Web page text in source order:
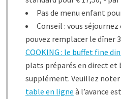
Pas de menu enfant
Conseil : vous séjournez
pouvez remplacer le dîner
COOKING : le buffet fine
plats préparés en direct et
supplément. Veuillez noter
table en ligne à l’avance